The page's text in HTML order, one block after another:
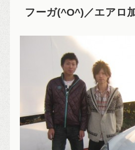
フーガ(^O^)／エアロ